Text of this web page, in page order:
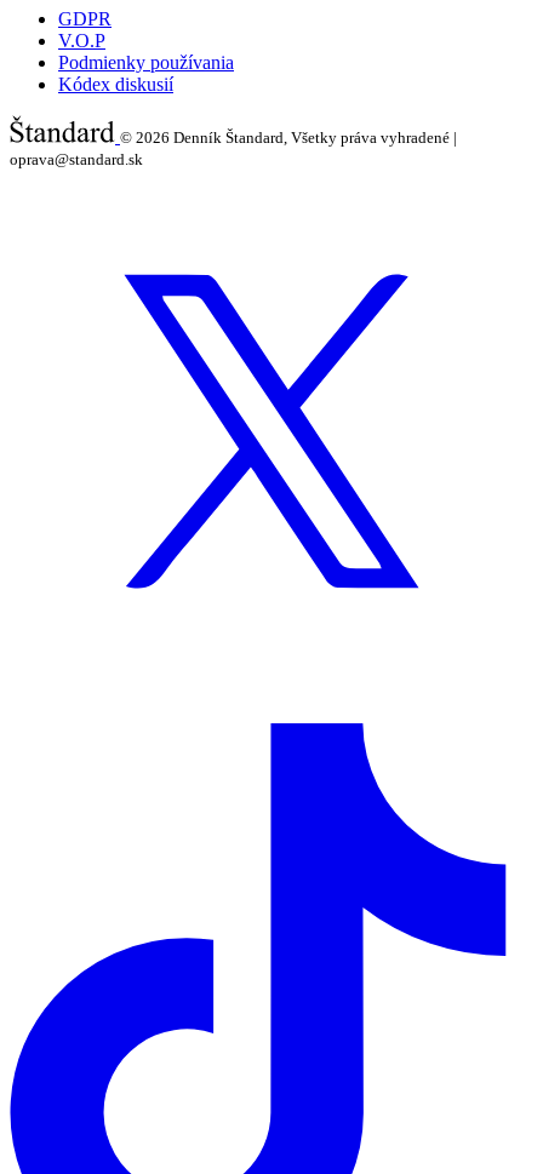
GDPR
V.O.P
Podmienky používania
Kódex diskusií
© 2026 Denník Štandard, Všetky práva vyhradené |
oprava@standard.sk